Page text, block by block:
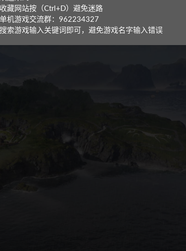
收藏网站按（Ctrl+D）避免迷路
单机游戏交流群：962234327
搜索游戏输入关键词即可，避免游戏名字输入错误